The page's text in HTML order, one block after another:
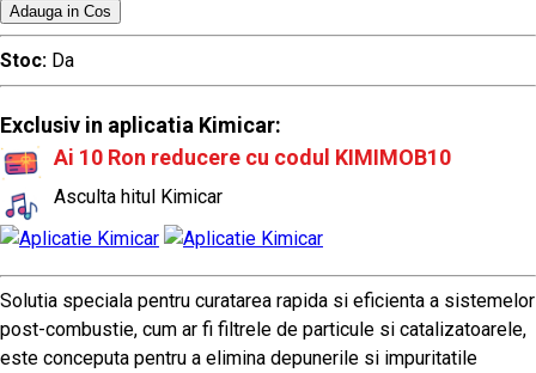
Adauga in Cos
Stoc: Da
Exclusiv in aplicatia Kimicar:
Ai 10 Ron reducere cu codul KIMIMOB10
Asculta hitul Kimicar
Solutia speciala pentru curatarea rapida si eficienta a sistemelor
post-combustie, cum ar fi filtrele de particule si catalizatoarele,
este conceputa pentru a elimina depunerile si impuritatile